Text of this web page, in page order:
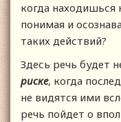
когда находишься
понимая и
таких действий?
Здесь речь будет
риске, когда
не видятся ими
речь пойдет о